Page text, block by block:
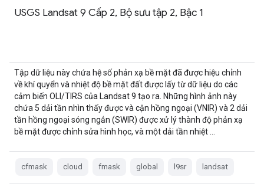
USGS Landsat 9 Cấp 2, Bộ sưu tập 2, Bậc 1
Tập dữ liệu này chứa hệ số phản xạ bề mặt đã được hiệu chỉnh
về khí quyển và nhiệt độ bề mặt đất được lấy từ dữ liệu do các
cảm biến OLI/TIRS của Landsat 9 tạo ra. Những hình ảnh này
chứa 5 dải tần nhìn thấy được và cận hồng ngoại (VNIR) và 2 dải
tần hồng ngoại sóng ngắn (SWIR) được xử lý thành độ phản xạ
bề mặt được chỉnh sửa hình học, và một dải tần nhiệt …
cfmask cloud fmask global l9sr landsat